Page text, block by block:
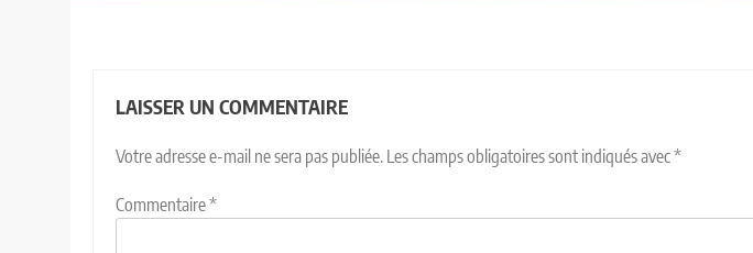
LAISSER UN COMMENTAIRE
Votre adresse e-mail ne sera pas publiée. Les champs obligatoires sont indiqués avec*
Commentaire*